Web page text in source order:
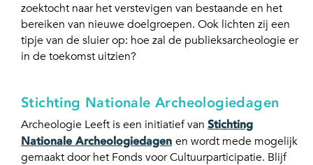
zoektocht naar het verstevigen van bestaande en het
bereiken van nieuwe doelgroepen. Ook lichten zij een
tipje van de sluier op: hoe zal de publieksarcheologie er
in de toekomst uitzien?
Stichting Nationale Archeologiedagen
Archeologie Leeft is een initiatief van Stichting
Nationale Archeologiedagen en wordt mede mogelijk
gemaakt door het Fonds voor Cultuurparticipatie. Blijf